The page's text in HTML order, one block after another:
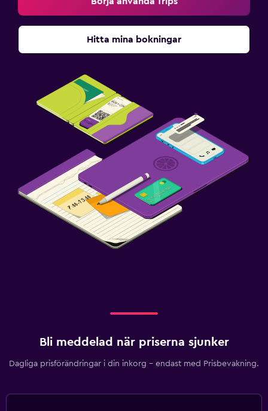
Hitta mina bokningar
Bli meddelad när priserna sjunker
Dagliga prisförändringar i din inkorg – endast med Prisbevakning.